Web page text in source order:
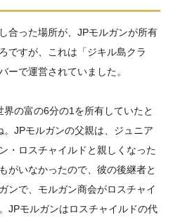
合った場所が、JPモルガンが所有
ですが、これは「ジキル島クラ
ーで運営されていました。
の富の6分の1を所有していたと
JPモルガンの父親は、ジュニア
・ロスチャイルドと親しくなった
がいなかったので、彼の後継者と
ンで、モルガン商会がロスチャイ
JPモルガンはロスチャイルドの代